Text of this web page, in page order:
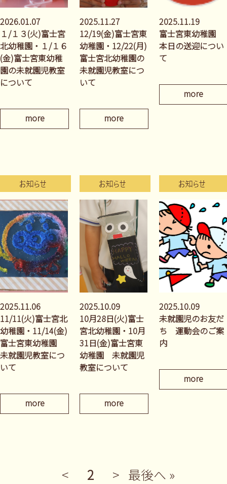
2026.01.07
１/１３(火)富士宮
北幼稚園・１/１６
(金)富士宮東幼稚
園の未就園児教室
について
more
2025.11.27
12/19(金)富士宮東
幼稚園・12/22(月)
富士宮北幼稚園の
未就園児教室につ
いて
more
2025.11.19
富士宮東幼稚園
本日の送迎につい
て
more
2025.11.06
11/11(火)富士宮北
幼稚園・11/14(金)
富士宮東幼稚園
未就園児教室につ
いて
more
2025.10.09
10月28日(火)富士
宮北幼稚園・10月
31日(金)富士宮東
幼稚園 未就園児
教室について
more
2025.10.09
未就園児のお友だ
ち 運動会のご案
内
more
< 2 > 最後へ »